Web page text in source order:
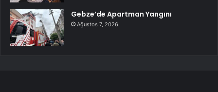
Gebze’de Apartman Yangını
Ağustos 7, 2026